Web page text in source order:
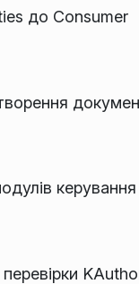
до Consumer